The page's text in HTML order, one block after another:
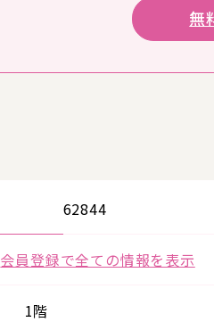
無
62844
会員登録で全ての情報を表示
1階